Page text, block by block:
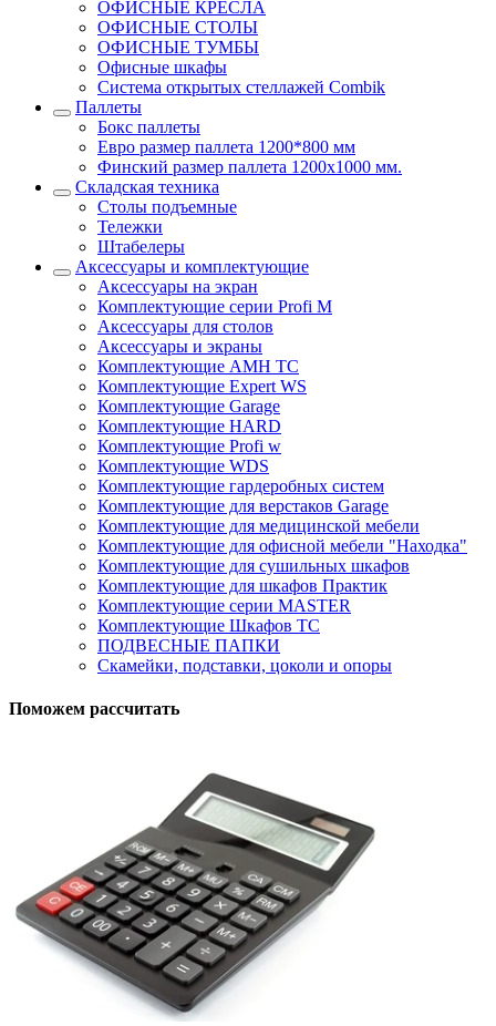
ОФИСНЫЕ КРЕСЛА
ОФИСНЫЕ СТОЛЫ
ОФИСНЫЕ ТУМБЫ
Офисные шкафы
Система открытых стеллажей Combik
Паллеты
Бокс паллеты
Евро размер паллета 1200*800 мм
Финский размер паллета 1200х1000 мм.
Складская техника
Столы подъемные
Тележки
Штабелеры
Аксессуары и комплектующие
Аксессуары на экран
Комплектующие серии Profi M
Аксессуары для столов
Аксессуары и экраны
Комплектующие AMH TC
Комплектующие Expert WS
Комплектующие Garage
Комплектующие HARD
Комплектующие Profi w
Комплектующие WDS
Комплектующие гардеробных систем
Комплектующие для верстаков Garage
Комплектующие для медицинской мебели
Комплектующие для офисной мебели "Находка"
Комплектующие для сушильных шкафов
Комплектующие для шкафов Практик
Комплектующие серии MASTER
Комплектующие Шкафов ТС
ПОДВЕСНЫЕ ПАПКИ
Скамейки, подставки, цоколи и опоры
Поможем рассчитать